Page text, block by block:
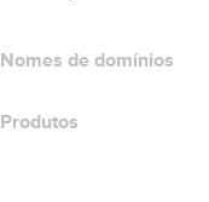
Nomes de domínios
Produtos